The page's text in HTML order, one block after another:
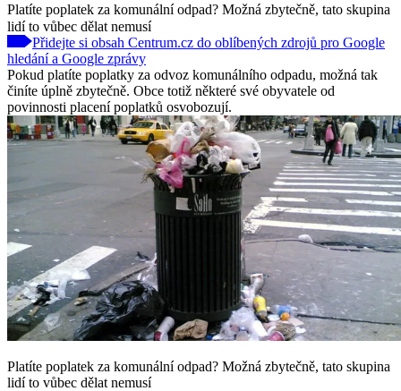
Platíte poplatek za komunální odpad? Možná zbytečně, tato skupina
lidí to vůbec dělat nemusí
Přidejte si obsah Centrum.cz do oblíbených zdrojů pro Google
hledání a Google zprávy
Pokud platíte poplatky za odvoz komunálního odpadu, možná tak
činíte úplně zbytečně. Obce totiž některé své obyvatele od
povinnosti placení poplatků osvobozují.
Platíte poplatek za komunální odpad? Možná zbytečně, tato skupina
lidí to vůbec dělat nemusí